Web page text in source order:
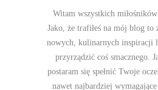
Witam wszystkich
Jako, że trafiłeś na mój blog to
nowych, kulinarnych inspiracji
przyrządzić coś smacznego.
postaram się spełnić Twoje
nawet najbardziej